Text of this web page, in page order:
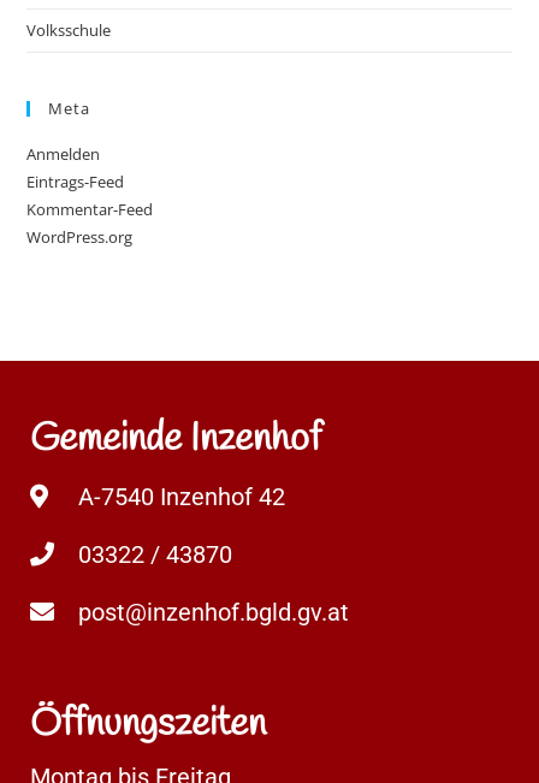
Volksschule
Meta
Anmelden
Eintrags-Feed
Kommentar-Feed
WordPress.org
Gemeinde Inzenhof
A-7540 Inzenhof 42
03322 / 43870
post@inzenhof.bgld.gv.at
Öffnungszeiten